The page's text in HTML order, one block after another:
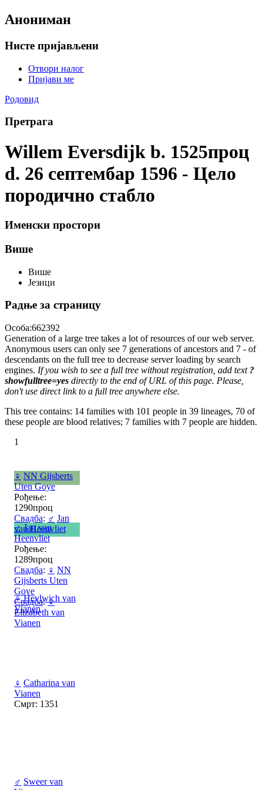
Анониман
Нисте пријављени
Отвори налог
Пријави ме
Родовид
Претрага
Willem Eversdijk b. 1525проц
d. 26 септембар 1596 - Цело
породично стабло
Именски простори
Више
Више
Језици
Радње за страницу
Особа:662392
Generation of a large tree takes a lot of resources of our web server.
Anonymous users can only see 7 generations of ancestors and 7 - of
descendants on the full tree to decrease server loading by search
engines. If you wish to see a full tree without registration, add text ?
showfulltree=yes directly to the end of URL of this page. Please,
don't use direct link to a full tree anywhere else.
This tree contains: 14 families with 101 people in 39 lineages, 70 of
these people are blood relatives; 7 families with 7 people are hidden.
1
♀ NN Gijsberts
Uten Goye
Рођење:
1290проц
Свадба: ♂ Jan
van Heenvliet
♂ Jan van
Heenvliet
Рођење:
1289проц
Свадба: ♀ NN
Gijsberts Uten
Goye
Свадба:♀
Elizabeth van
Vianen
♀ Heylwich van
Vianen
♀ Catharina van
Vianen
Смрт: 1351
♂ Sweer van